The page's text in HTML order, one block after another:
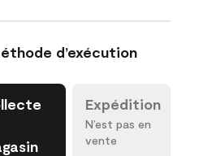
d’exécution
Expédition
N’est pas en
vente